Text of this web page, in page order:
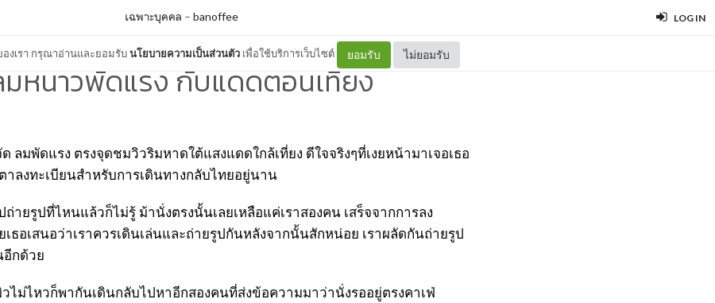
LOG IN
องเรา กรุณาอ่านและยอมรับนโยบายความเป็นส่วนตัว เพื่อใช้บริการเว็บไซต์ ยอมรับ ไม่ยอมรับ
เฉพาะบุคคล – banoffee
หนาวพัดแรง กับแดดตอนเที่ยง
ลมพัดแรง ตรงจุดชมวิวริมหาดใต้แสงแดดใกล้เที่ยง ดีใจจริงๆที่เงยหน้ามาเจอเธอ
ลงทะเบียนสำหรับการเดินทางกลับไทยอยู่นาน
ายรูปที่ไหนแล้วก็ไม่รู้ ม้านั่งตรงนั้นเลยเหลือแค่เราสองคน เสร็จจากการลง
ธอเสนอว่าเราควรเดินเล่นและถ่ายรูปกันหลังจากนั้นสักหน่อย เราผลัดกันถ่ายรูป
อีกด้วย
ม่ไหวก็พากันเดินกลับไปหาอีกสองคนที่ส่งข้อความมาว่านั่งรออยู่ตรงคาเฟ่